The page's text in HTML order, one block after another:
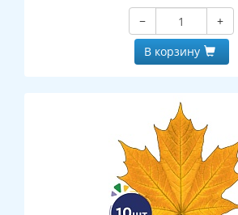
−
+
В корзину